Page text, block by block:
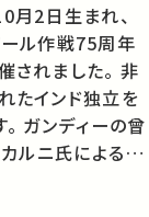
2日生まれ、
ル作戦75周年
されました。 非
たインド独立を
カルニ氏による講
に注目しなが
ます。 ★あ